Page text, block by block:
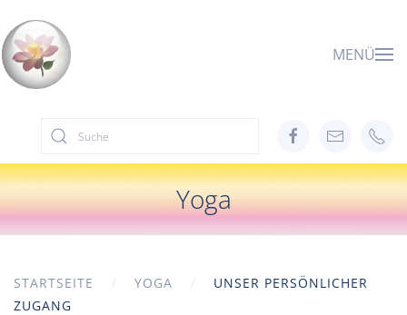
Zum Hauptinhalt springen
MENÜ
Yoga
STARTSEITE YOGA
UNSER PERSÖNLICHER
ZUGANG